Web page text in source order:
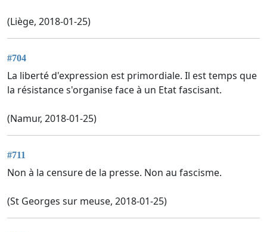
(Liège, 2018-01-25)
#704
La liberté d'expression est primordiale. Il est temps que
la résistance s'organise face à un Etat fascisant.
(Namur, 2018-01-25)
#711
Non à la censure de la presse. Non au fascisme.
(St Georges sur meuse, 2018-01-25)